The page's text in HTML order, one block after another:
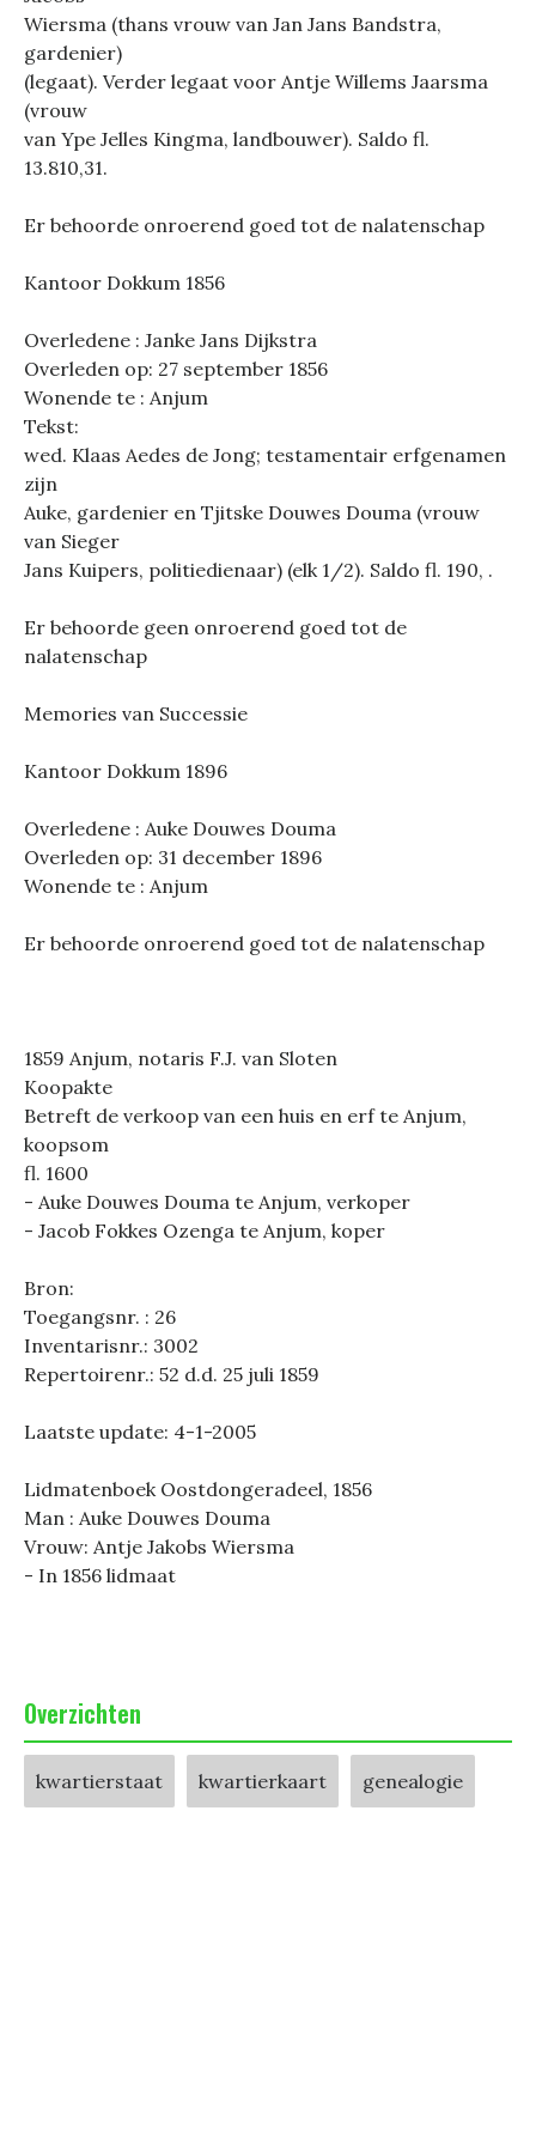
Wiersma (thans vrouw van Jan Jans Bandstra,
gardenier)
(legaat). Verder legaat voor Antje Willems Jaarsma
(vrouw
van Ype Jelles Kingma, landbouwer). Saldo fl.
13.810,31.
Er behoorde onroerend goed tot de nalatenschap
Kantoor Dokkum 1856
Overledene : Janke Jans Dijkstra
Overleden op: 27 september 1856
Wonende te : Anjum
Tekst:
wed. Klaas Aedes de Jong; testamentair erfgenamen
zijn
Auke, gardenier en Tjitske Douwes Douma (vrouw
van Sieger
Jans Kuipers, politiedienaar) (elk 1/2). Saldo fl. 190, .
Er behoorde geen onroerend goed tot de
nalatenschap
Memories van Successie
Kantoor Dokkum 1896
Overledene : Auke Douwes Douma
Overleden op: 31 december 1896
Wonende te : Anjum
Er behoorde onroerend goed tot de nalatenschap
1859 Anjum, notaris F.J. van Sloten
Koopakte
Betreft de verkoop van een huis en erf te Anjum,
koopsom
fl. 1600
- Auke Douwes Douma te Anjum, verkoper
- Jacob Fokkes Ozenga te Anjum, koper
Bron:
Toegangsnr. : 26
Inventarisnr.: 3002
Repertoirenr.: 52 d.d. 25 juli 1859
Laatste update: 4-1-2005
Lidmatenboek Oostdongeradeel, 1856
Man : Auke Douwes Douma
Vrouw: Antje Jakobs Wiersma
- In 1856 lidmaat
Overzichten
kwartierstaat kwartierkaart genealogie